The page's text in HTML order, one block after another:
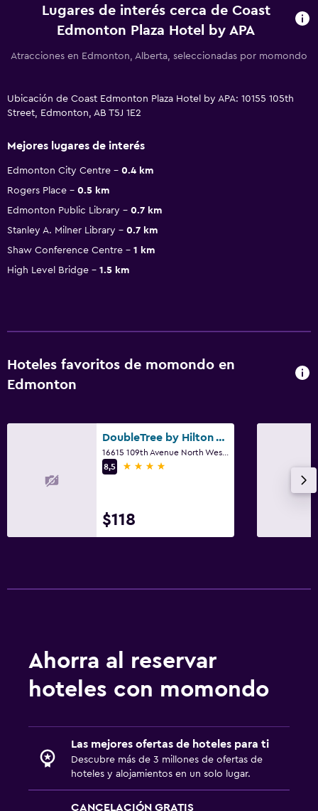
Lugares de interés cerca de Coast
Edmonton Plaza Hotel by APA
Atracciones en Edmonton, Alberta, seleccionadas por momondo
Ubicación de Coast Edmonton Plaza Hotel by APA: 10155 105th
Street, Edmonton, AB T5J 1E2
Mejores lugares de interés
Edmonton City Centre
0.4 km
Rogers Place
0.5 km
Edmonton Public Library
0.7 km
Stanley A. Milner Library
0.7 km
Shaw Conference Centre
1 km
High Level Bridge
1.5 km
Hoteles favoritos de momondo en
Edmonton
DoubleTree by Hilton West Edmonton
8,5
4 estrellas
$118
Ahorra al reservar
hoteles con momondo
Las mejores ofertas de hoteles para ti
Descubre más de 3 millones de ofertas de
hoteles y alojamientos en un solo lugar.
CANCELACIÓN GRATIS